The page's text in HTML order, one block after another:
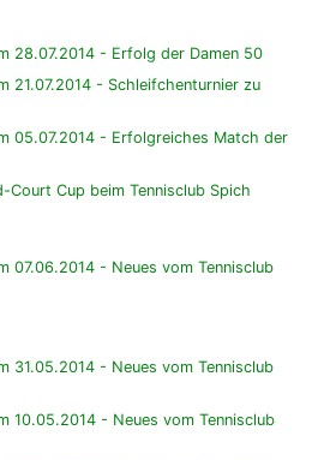
28.07.2014 - Erfolg der Damen 50
21.07.2014 - Schleifchenturnier zu
05.07.2014 - Erfolgreiches Match der
Court Cup beim Tennisclub Spich
07.06.2014 - Neues vom Tennisclub
31.05.2014 - Neues vom Tennisclub
10.05.2014 - Neues vom Tennisclub